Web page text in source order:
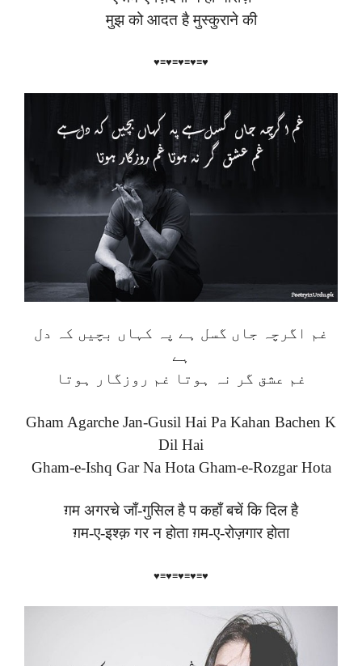
मुझ को आदत है मुस्कुराने की
♥≡♥≡♥≡♥≡♥
غم اگرچہ جاں گسل ہے پہ کہاں بچیں کہ دل
ہے
غم عشق گر نہ ہوتا غم روزگار ہوتا
Gham Agarche Jan-Gusil Hai Pa Kahan Bachen K
Dil Hai
Gham-e-Ishq Gar Na Hota Gham-e-Rozgar Hota
ग़म अगरचे जाँ-गुसिल है प कहाँ बचें कि दिल है
ग़म-ए-इश्क़ गर न होता ग़म-ए-रोज़गार होता
♥≡♥≡♥≡♥≡♥